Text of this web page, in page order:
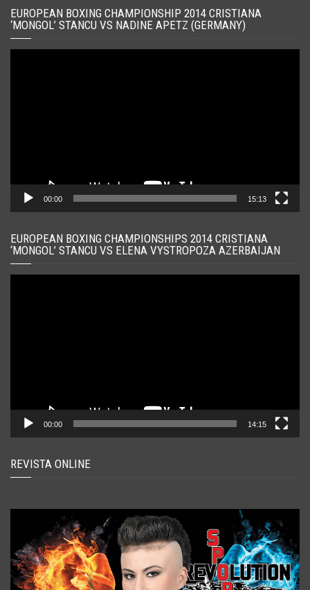
EUROPEAN BOXING CHAMPIONSHIP 2014 CRISTIANA
‘MONGOL’ STANCU VS NADINE APETZ (GERMANY)
00:00 15:13
EUROPEAN BOXING CHAMPIONSHIPS 2014 CRISTIANA
‘MONGOL’ STANCU VS ELENA VYSTROPOZA AZERBAIJAN
00:00 14:15
REVISTA ONLINE